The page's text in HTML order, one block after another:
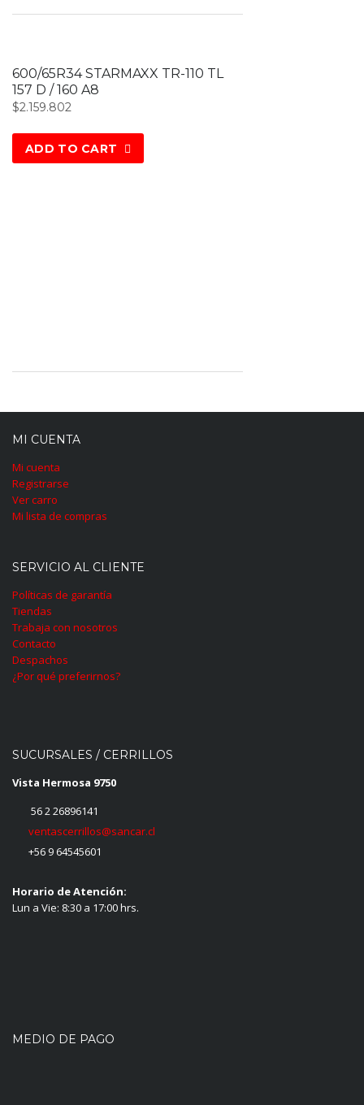
600/65R34 STARMAXX TR-110 TL
157 D / 160 A8
$2.159.802
ADD TO CART
MI CUENTA
Mi cuenta
Registrarse
Ver carro
Mi lista de compras
SERVICIO AL CLIENTE
Políticas de garantía
Tiendas
Trabaja con nosotros
Contacto
Despachos
¿Por qué preferirnos?
SUCURSALES / CERRILLOS
Vista Hermosa 9750
56 2 26896141
ventascerrillos@sancar.cl
+56 9 64545601
Horario de Atención:
Lun a Vie: 8:30 a 17:00 hrs.
MEDIO DE PAGO